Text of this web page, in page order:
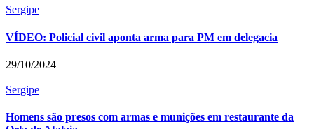
Sergipe
VÍDEO: Policial civil aponta arma para PM em delegacia
29/10/2024
Sergipe
Homens são presos com armas e munições em restaurante da